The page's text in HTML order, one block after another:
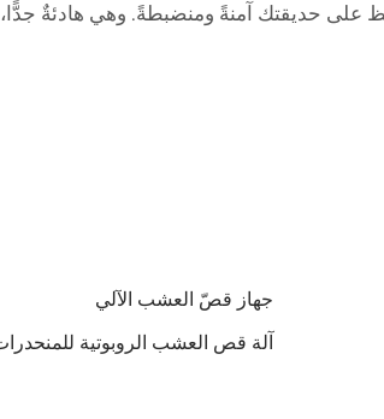
على حديقتك آمنةً ومنضبطةً. وهي هادئةٌ
جهاز قصّ العشب الآلي
آلة قص العشب الروبوتية